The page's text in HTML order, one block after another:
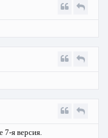
7-я версия.